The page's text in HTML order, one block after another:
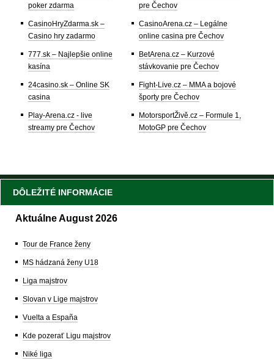
poker zdarma
CasinoHryZdarma.sk –
Casino hry zadarmo
777.sk – Najlepšie online
kasína
24casino.sk – Online SK
casina
Play-Arena.cz - live
streamy pre Čechov
pre Čechov
CasinoArena.cz – Legálne
online casina pre Čechov
BetArena.cz – Kurzové
stávkovanie pre Čechov
Fight-Live.cz – MMA a bojové
športy pre Čechov
MotorsportŽivě.cz – Formule 1,
MotoGP pre Čechov
DÔLEŽITÉ INFORMÁCIE
Aktuálne August 2026
Tour de France ženy
MS hádzaná ženy U18
Liga majstrov
Slovan v Lige majstrov
Vuelta a España
Kde pozerať Ligu majstrov
Niké liga